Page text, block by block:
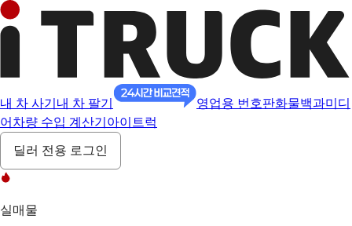
내 차 사기 내 차 팔기 영업용 번호판화물백과미디
어 차량 수입 계산기 아이트럭
딜러 전용 로그인
실매물